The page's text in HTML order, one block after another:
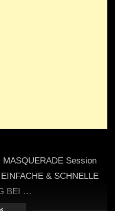
Session
& SCHNELLE
BEI …